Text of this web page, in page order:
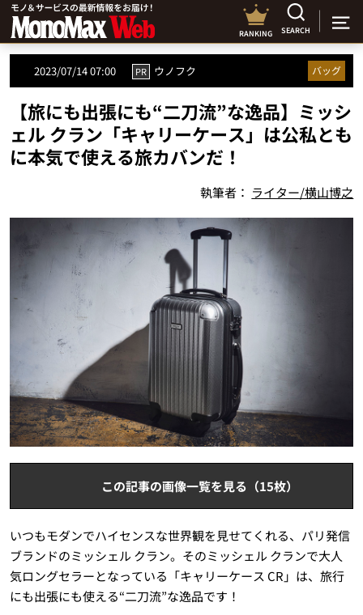
RANKING SEARCH
2023/07/14 07:00 PR ウノフク バッグ
【旅にも出張にも“二刀流”な逸品】ミッシ
ェル クラン「キャリーケース」は公私とも
に本気で使える旅カバンだ！
執筆者： ライター/横山博之
この記事の画像一覧を見る（15枚）
いつもモダンでハイセンスな世界観を見せてくれる、パリ発信
ブランドのミッシェル クラン。そのミッシェル クランで大人
気ロングセラーとなっている「キャリーケース CR」は、旅行
にも出張にも使える“二刀流”な逸品です！